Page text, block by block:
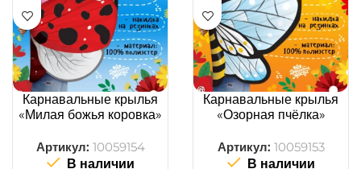
Карнавальные крылья
«Милая божья коровка»
Артикул: 10059154
В наличии
Карнавальные крылья
«Озорная пчёлка»
Артикул: 10059153
В наличии